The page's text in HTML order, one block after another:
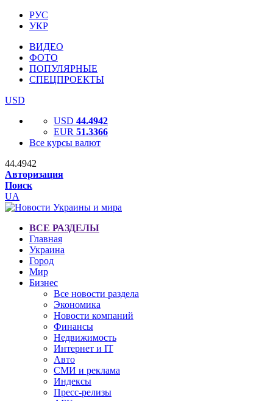
РУС
УКР
ВИДЕО
ФОТО
ПОПУЛЯРНЫЕ
СПЕЦПРОЕКТЫ
USD
USD 44.4942
EUR 51.3366
Все курсы валют
44.4942
Авторизация
Поиск
UA
ВСЕ РАЗДЕЛЫ
Главная
Украина
Город
Мир
Бизнес
Все новости раздела
Экономика
Новости компаний
Финансы
Недвижимость
Интернет и IT
Авто
СМИ и реклама
Индексы
Пресс-релизы